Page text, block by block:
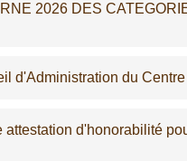
2026 DES
d'Administration du
attestation d'honorabilité